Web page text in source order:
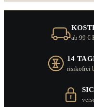
ab 99 €
14
risikofrei